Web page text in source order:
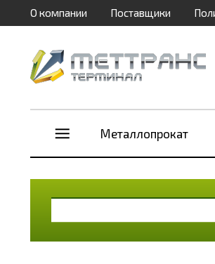
О компании Поставщики
Металлопрокат